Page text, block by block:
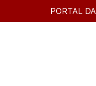
PORTAL